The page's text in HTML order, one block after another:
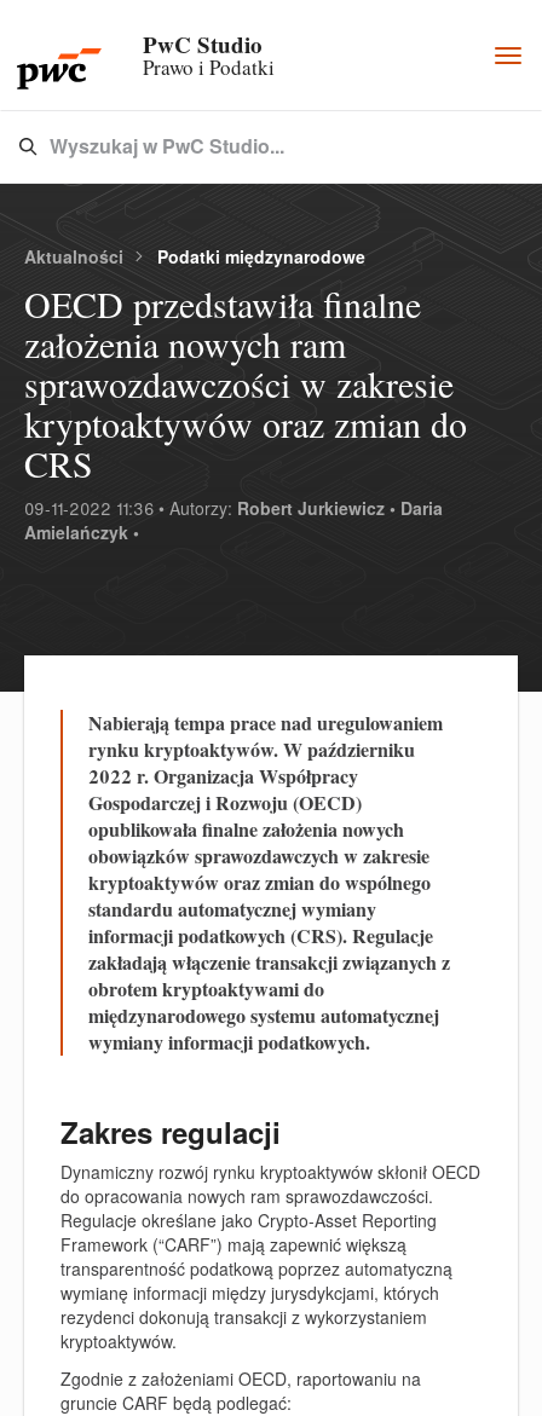
PwC Studio
Prawo i Podatki
Type 3 or more characters for results.
Wyszukaj w PwC Studio...
Aktualności Podatki międzynarodowe
OECD przedstawiła finalne
założenia nowych ram
sprawozdawczości w zakresie
kryptoaktywów oraz zmian do
CRS
09-11-2022 11:36 • Autorzy: Robert Jurkiewicz • Daria
Amielańczyk •
Nabierają tempa prace nad uregulowaniem
rynku kryptoaktywów. W październiku
2022 r. Organizacja Współpracy
Gospodarczej i Rozwoju (OECD)
opublikowała finalne założenia nowych
obowiązków sprawozdawczych w zakresie
kryptoaktywów oraz zmian do wspólnego
standardu automatycznej wymiany
informacji podatkowych (CRS). Regulacje
zakładają włączenie transakcji związanych z
obrotem kryptoaktywami do
międzynarodowego systemu automatycznej
wymiany informacji podatkowych.
Zakres regulacji
Dynamiczny rozwój rynku kryptoaktywów skłonił OECD
do opracowania nowych ram sprawozdawczości.
Regulacje określane jako Crypto-Asset Reporting
Framework (“CARF”) mają zapewnić większą
transparentność podatkową poprzez automatyczną
wymianę informacji między jurysdykcjami, których
rezydenci dokonują transakcji z wykorzystaniem
kryptoaktywów.
Zgodnie z założeniami OECD, raportowaniu na
gruncie CARF będą podlegać: